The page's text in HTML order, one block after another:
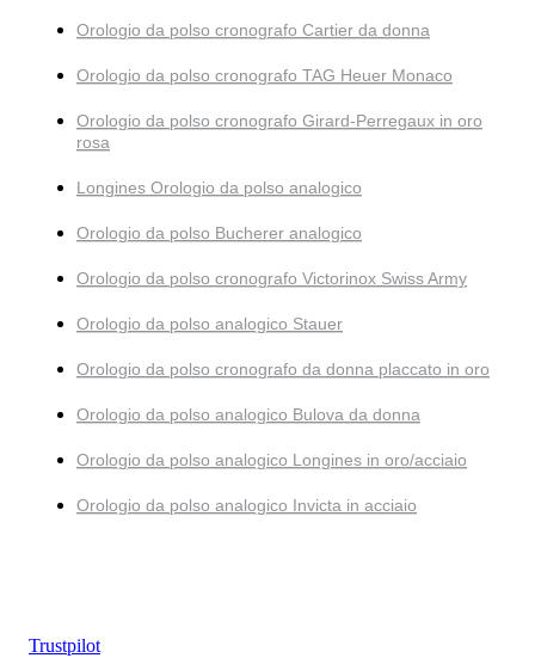
Orologio da polso cronografo Cartier da donna
Orologio da polso cronografo TAG Heuer Monaco
Orologio da polso cronografo Girard-Perregaux in oro
rosa
Longines Orologio da polso analogico
Orologio da polso Bucherer analogico
Orologio da polso cronografo Victorinox Swiss Army
Orologio da polso analogico Stauer
Orologio da polso cronografo da donna placcato in oro
Orologio da polso analogico Bulova da donna
Orologio da polso analogico Longines in oro/acciaio
Orologio da polso analogico Invicta in acciaio
Trustpilot